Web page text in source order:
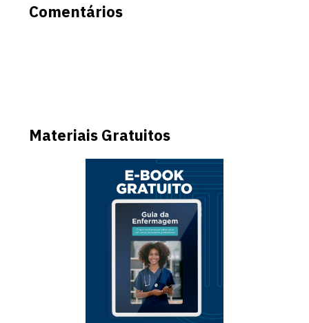
Comentários
Materiais Gratuitos